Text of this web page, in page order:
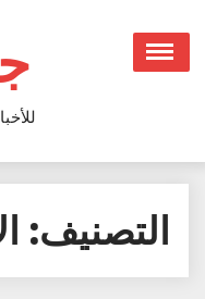
content
التصنيف: